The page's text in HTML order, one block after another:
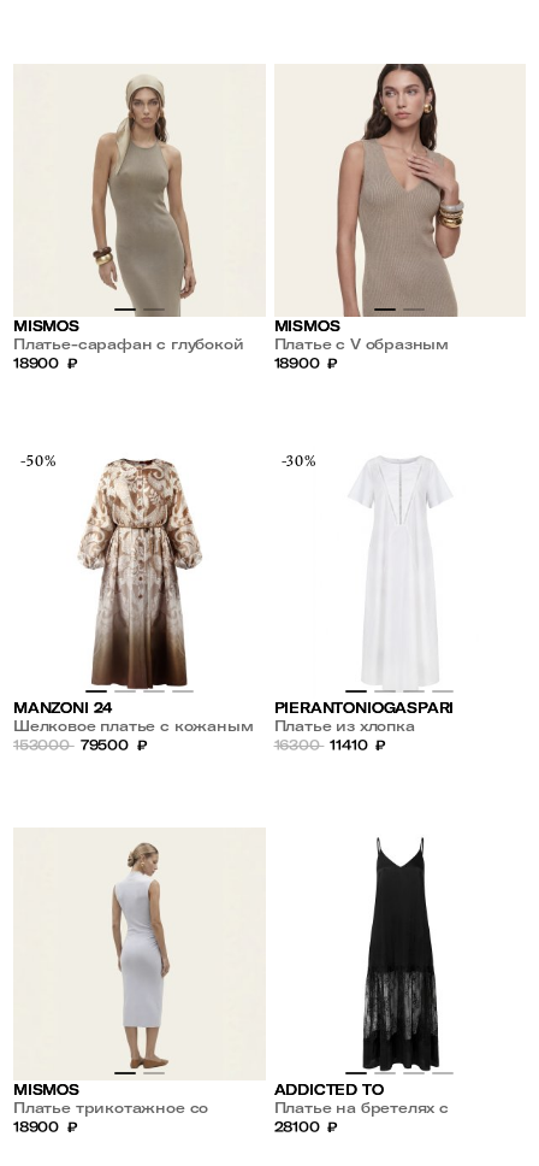
MISMOS
Платье-сарафан с глубокой
проймой
18900 ₽
MISMOS
Платье с V образным
вырезом
18900 ₽
-50%
MANZONI 24
Шелковое платье с кожаным
ремнем
153000 79500 ₽
-30%
PIERANTONIOGASPARI
Платье из хлопка
16300 11410 ₽
MISMOS
Платье трикотажное со
сборкой
18900 ₽
ADDICTED TO
Платье на бретелях с
кружевом
28100 ₽